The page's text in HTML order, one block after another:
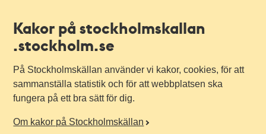
Kakor på stockholmskallan
.stockholm.se
På Stockholmskällan använder vi kakor, cookies, för att
sammanställa statistik och för att webbplatsen ska
fungera på ett bra sätt för dig.
Om kakor på Stockholmskällan